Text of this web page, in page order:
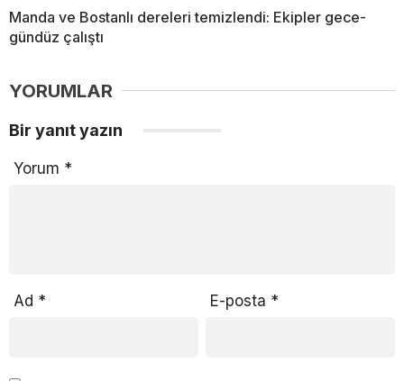
Manda ve Bostanlı dereleri temizlendi: Ekipler gece-
gündüz çalıştı
YORUMLAR
Bir yanıt yazın
Yorum *
Ad * E-posta *